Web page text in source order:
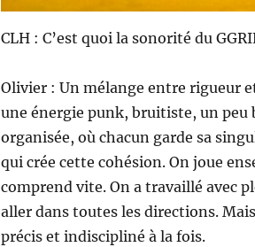
CLH : C’est quoi la sonorité du
Olivier : Un mélange entre rigueur
une énergie punk, bruitiste, un peu
organisée, où chacun garde sa
qui crée cette cohésion. On joue
comprend vite. On a travaillé avec
aller dans toutes les directions.
précis et indiscipliné à la fois.